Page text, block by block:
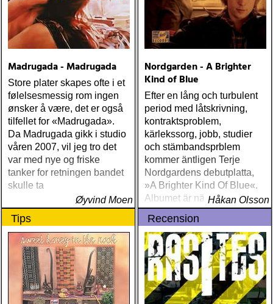
Madrugada - Madrugada
Store plater skapes ofte i et
følelsesmessig rom ingen
ønsker å være, det er også
tilfellet for «Madrugada».
Da Madrugada gikk i studio
våren 2007, vil jeg tro det
var med nye og friske
tanker for retningen bandet
skulle ta
Øyvind Moen
Nordgarden - A Brighter
Kind of Blue
Efter en lång och turbulent
period med låtskrivning,
kontraktsproblem,
kärlekssorg, jobb, studier
och stämbandsprblem
kommer äntligen Terje
Nordgardens debutplatta,
»A Brighter Kind Of Blue«.
Albumet är nära, enkelt och
ärligt och handlar om
upplevelser och historier
från en ung mans liv
Håkan Olsson
Tips Recension